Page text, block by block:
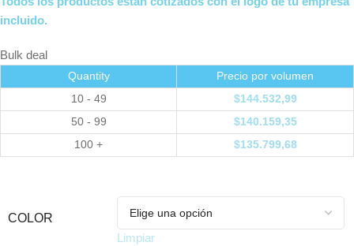
incluido.
Bulk deal
Quantity
Precio por volumen
10 - 49
$144.532,99
50 - 99
$140.159,35
100 +
$135.799,68
COLOR
Limpiar